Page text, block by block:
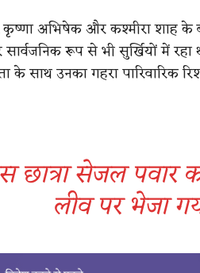
अभिषेक और कश्मीरा शाह के
सार्वजनिक रूप से भी सुर्खियों में रहा
साथ उनका गहरा पारिवारिक
छात्रा सेजल पवार
लीव पर भेजा